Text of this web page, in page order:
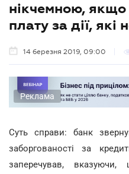
нікчемною,
плату за дії, які
14 березня 2019, 09:00
Реклама
Суть справи: банк
заборгованості за
заперечував,